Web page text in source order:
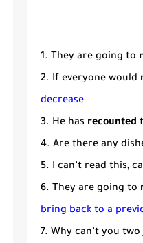
1. They are going to
2. If everyone would
decrease
3. He has recounted
4. Are there any
5. I can’t read this,
6. They are going to
bring back to a
7. Why can’t you